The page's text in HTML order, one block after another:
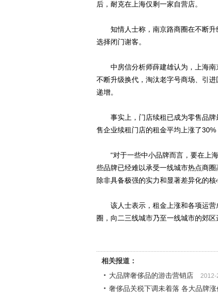
后，耐克在上海仅剩一家自营店。
知情人士称，南京路商圈在不断升
选择闭门谢客。
中房信分析师薛建雄认为，上海南
不断升级换代，淘汰老字号商场、引
递增。
事实上，门店续租已成为零售品牌
售企业续租门店的租金平均上涨了
“对于一些中小品牌而言，要在上海
些品牌已经难以承受一线城市热点商
除非具备极强的实力和显著差异化的
该人士表示，租金上涨和各项运营
圈，向二三线城市乃至一线城市的郊区
相关报道：
大品牌奢侈品的游击营销店
2012-
奢侈品关税下调未着落 各大品牌涨